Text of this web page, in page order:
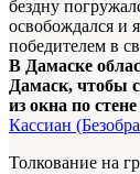
бездну
освобождался и
победителем в
В Дамаске
Дамаск, чтобы
из окна по
Кассиан
Толкование на